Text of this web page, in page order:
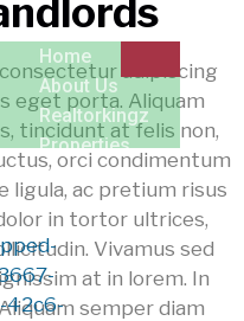
Home
About Us
Realtorkingz
Properties
Locations
Contact
adipiscing
eget porta. Aliquam
tincidunt at felis non,
orci condimentum
ligula, ac pretium risus
in tortor ultrices,
Vivamus sed
at in lorem. In
semper diam